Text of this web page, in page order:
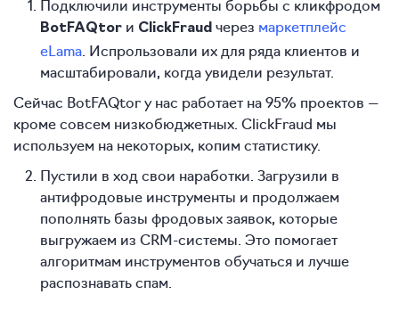
Подключили инструменты борьбы с кликфродом
BotFAQtor и ClickFraud через маркетплейс
eLama . Испрользовали их для ряда клиентов и
масштабировали, когда увидели результат.
Сейчас BotFAQtor у нас работает на 95% проектов —
кроме совсем низкобюджетных. ClickFraud мы
используем на некоторых, копим статистику.
Пустили в ход свои наработки. Загрузили в
антифродовые инструменты и продолжаем
пополнять базы фродовых заявок, которые
выгружаем из CRM-системы. Это помогает
алгоритмам инструментов обучаться и лучше
распознавать спам.